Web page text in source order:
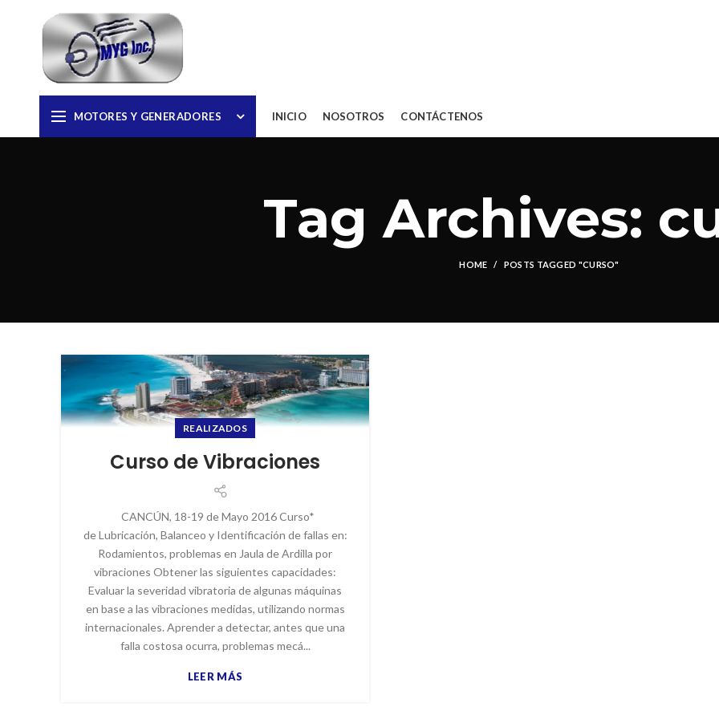
MOTORES Y GENERADORES INICIO NOSOTROS CONTÁCTENOS
Tag Archives:
HOME POSTS TAGGED "CURSO"
REALIZADOS
Curso de Vibraciones
CANCÚN, 18-19 de Mayo 2016 Curso*
de Lubricación, Balanceo y Identificación de fallas en:
Rodamientos, problemas en Jaula de Ardilla por
vibraciones Obtener las siguientes capacidades:
Evaluar la severidad vibratoria de algunas máquinas
en base a las vibraciones medidas, utilizando normas
internacionales. Aprender a detectar, antes que una
falla costosa ocurra, problemas mecá...
LEER MÁS